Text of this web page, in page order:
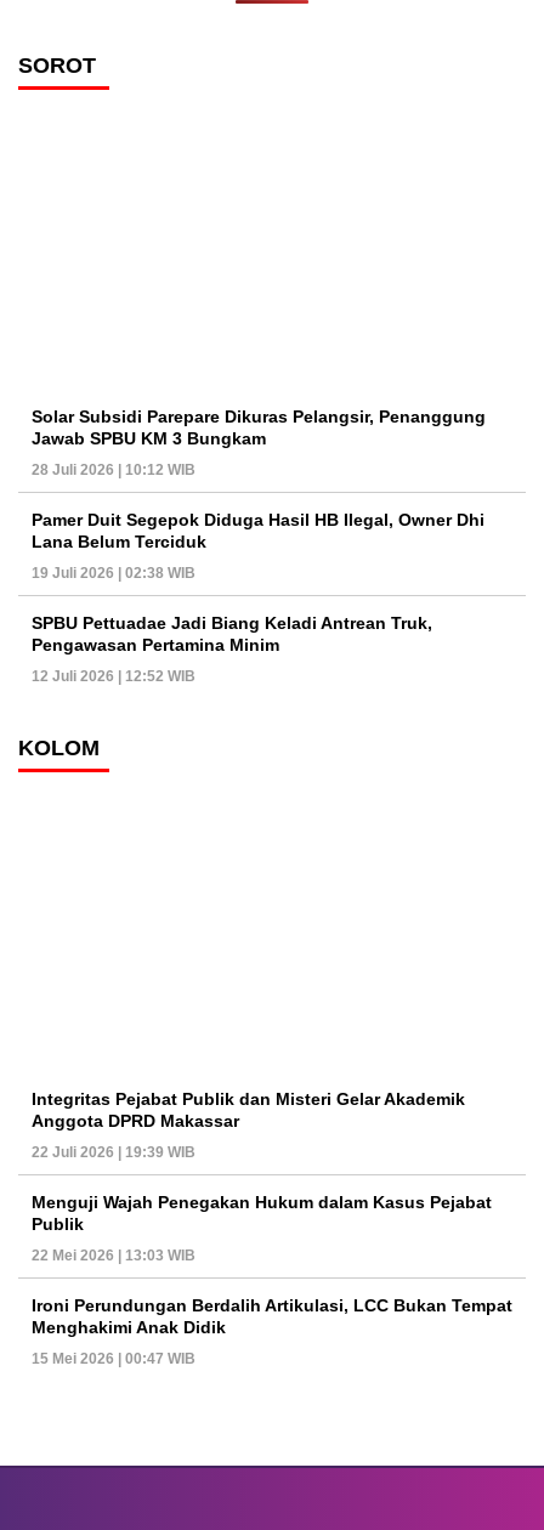
SOROT
Solar Subsidi Parepare Dikuras Pelangsir, Penanggung
Jawab SPBU KM 3 Bungkam
28 Juli 2026 | 10:12 WIB
Pamer Duit Segepok Diduga Hasil HB Ilegal, Owner Dhi
Lana Belum Terciduk
19 Juli 2026 | 02:38 WIB
SPBU Pettuadae Jadi Biang Keladi Antrean Truk,
Pengawasan Pertamina Minim
12 Juli 2026 | 12:52 WIB
KOLOM
Integritas Pejabat Publik dan Misteri Gelar Akademik
Anggota DPRD Makassar
22 Juli 2026 | 19:39 WIB
Menguji Wajah Penegakan Hukum dalam Kasus Pejabat
Publik
22 Mei 2026 | 13:03 WIB
Ironi Perundungan Berdalih Artikulasi, LCC Bukan Tempat
Menghakimi Anak Didik
15 Mei 2026 | 00:47 WIB